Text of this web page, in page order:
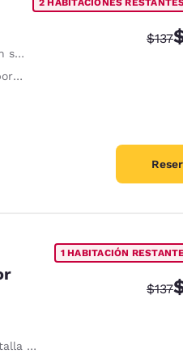
2 HABITACIONES
$137
1 HABITACIÓN
$137